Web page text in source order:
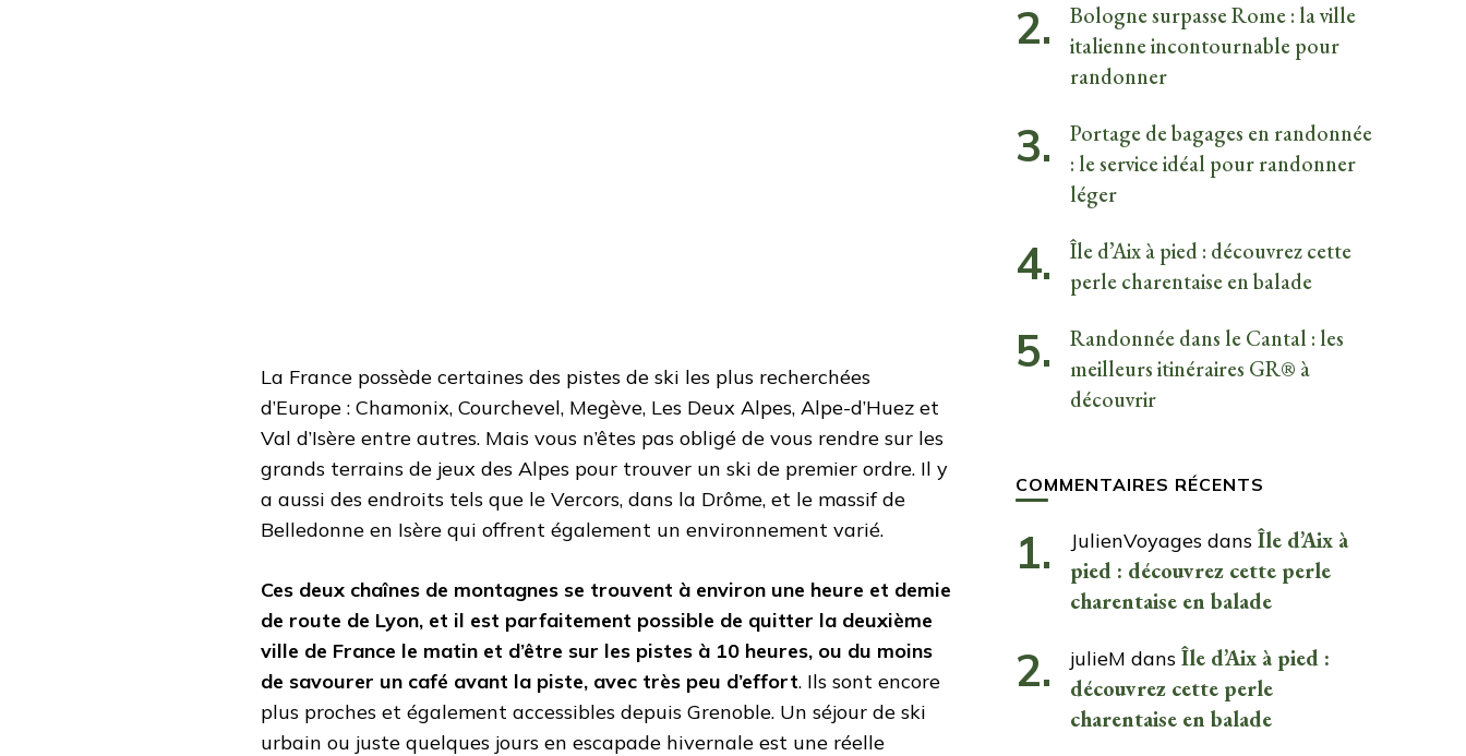
La France possède certaines des pistes de ski les plus recherchées
d’Europe : Chamonix, Courchevel, Megève, Les Deux Alpes, Alpe-d’Huez et
Val d’Isère entre autres. Mais vous n’êtes pas obligé de vous rendre sur les
grands terrains de jeux des Alpes pour trouver un ski de premier ordre. Il y
a aussi des endroits tels que le Vercors, dans la Drôme, et le massif de
Belledonne en Isère qui offrent également un environnement varié.
Ces deux chaînes de montagnes se trouvent à environ une heure et demie
de route de Lyon, et il est parfaitement possible de quitter la deuxième
ville de France le matin et d’être sur les pistes à 10 heures, ou du moins
de savourer un café avant la piste, avec très peu d’effort. Ils sont encore
plus proches et également accessibles depuis Grenoble. Un séjour de ski
urbain ou juste quelques jours en escapade hivernale est une réelle
Bologne surpasse Rome : la ville
italienne incontournable pour
randonner
Portage de bagages en randonnée
: le service idéal pour randonner
léger
Île d’Aix à pied : découvrez cette
perle charentaise en balade
Randonnée dans le Cantal : les
meilleurs itinéraires GR® à
découvrir
COMMENTAIRES RÉCENTS
JulienVoyagesdans Île d’Aix à
pied : découvrez cette perle
charentaise en balade
julieM dans Île d’Aix à pied :
découvrez cette perle
charentaise en balade